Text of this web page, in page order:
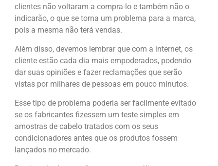
clientes não voltaram a compra-lo e também não o
indicarão, o que se torna um problema para a marca,
pois a mesma não terá vendas.
Além disso, devemos lembrar que com a internet, os
cliente estão cada dia mais empoderados, podendo
dar suas opiniões e fazer reclamações que serão
vistas por milhares de pessoas em pouco minutos.
Esse tipo de problema poderia ser facilmente evitado
se os fabricantes fizessem um teste simples em
amostras de cabelo tratados com os seus
condicionadores antes que os produtos fossem
lançados no mercado.